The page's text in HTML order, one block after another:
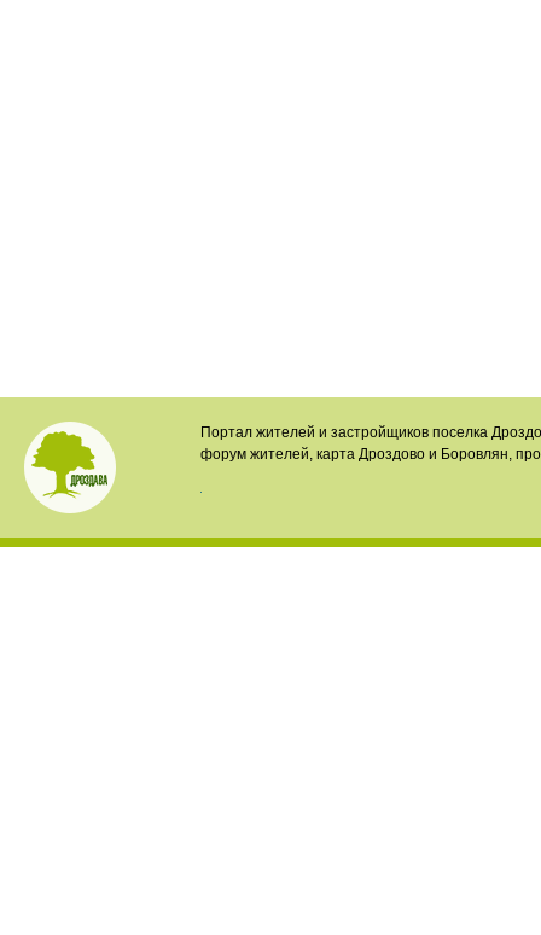
Портал жителей и застройщиков поселка
форум жителей, карта Дроздово и Боровлян,